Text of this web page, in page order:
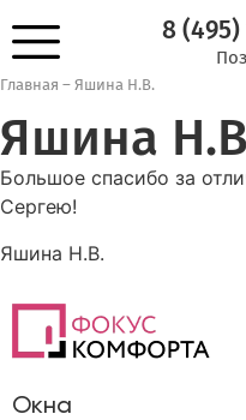
8
Главная – Яшина Н.В.
Яшина
Большое спасибо за
Сергею!
Яшина Н.В.
Окна